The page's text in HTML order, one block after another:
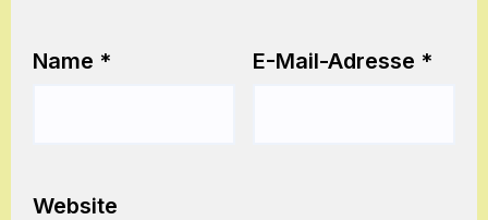
Name * E-Mail-Adresse *
Website